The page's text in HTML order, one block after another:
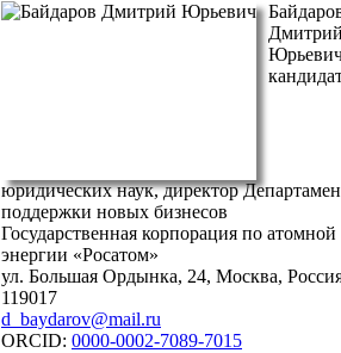
юридических наук, директор
поддержки новых бизнесов
Государственная корпорация по атомной
энергии «Росатом»
ул. Большая Ордынка, 24, Москва,
119017
d_baydarov@mail.ru
ORCID: 0000-0002-7089-7015